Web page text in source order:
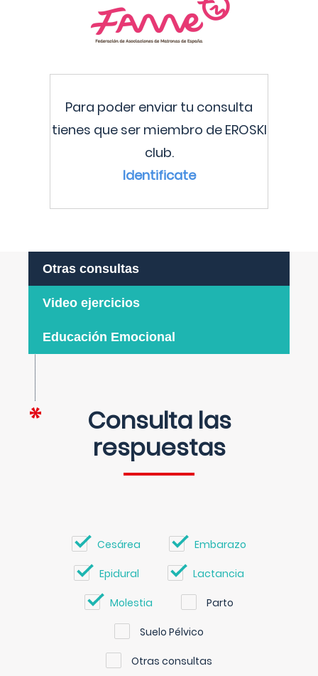
Para poder enviar tu consulta
tienes que ser miembro de EROSKI
club.
Identificate
Otras consultas
Video ejercicios
Educación Emocional
Consulta las
respuestas
Cesárea Embarazo
Epidural Lactancia
Molestia Parto
Suelo Pélvico
Otras consultas